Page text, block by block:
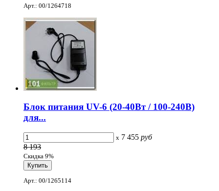
Арт.: 00/1264718
Блок питания UV-6 (20-40Вт / 100-240В)
для...
x 7 455 руб
8 193
Скидка 9%
Арт.: 00/1265114